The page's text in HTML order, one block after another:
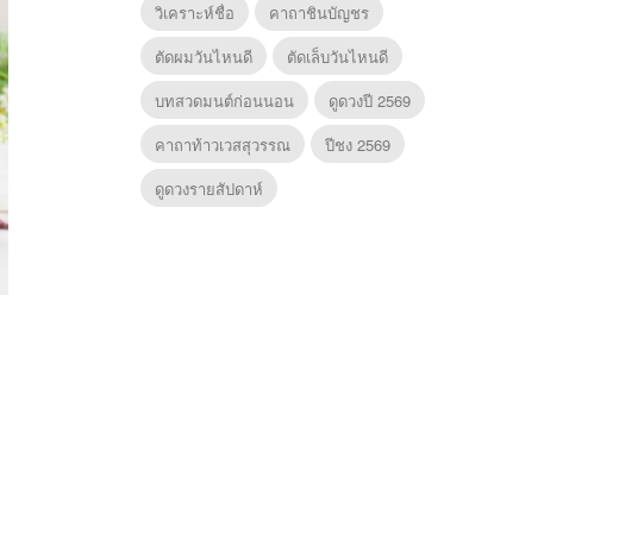
วิเคราะห์ชื่อ
คาถาชินบัญชร
ตัดผมวันไหนดี
ตัดเล็บวันไหนดี
บทสวดมนต์ก่อนนอน
ดูดวงปี 2569
คาถาท้าวเวสสุวรรณ
ปีชง 2569
ดูดวงรายสัปดาห์